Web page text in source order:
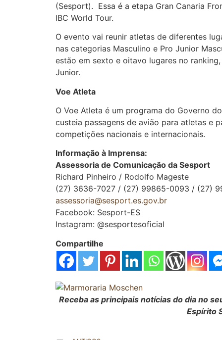
(Sesport). Essa é a etapa Gran Canaria
IBC World Tour.
O evento vai reunir atletas de diferentes
nas categorias Masculino e Pro Junior
estão em sexto e oitavo lugares no
Junior.
Voe Atleta
O Voe Atleta é um programa do Governo
custeia passagens de avião para atletas e
competições nacionais e internacionais.
Informação à Imprensa:
Assessoria de Comunicação da Sesport
Richard Pinheiro / Rodolfo Mageste
(27) 3636-7027 / (27) 99865-0093 / (27)
assessoria@sesport.es.gov.br
Facebook: Sesport-ES
Instagram: @sesportesoficial
Compartilhe
Receba as principais notícias do dia no
Espírito